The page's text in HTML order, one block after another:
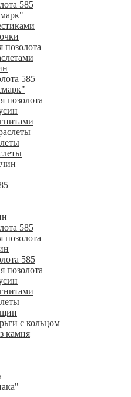
585
позолота
585
позолота
585
позолота
585
позолота
с кольцом
камня